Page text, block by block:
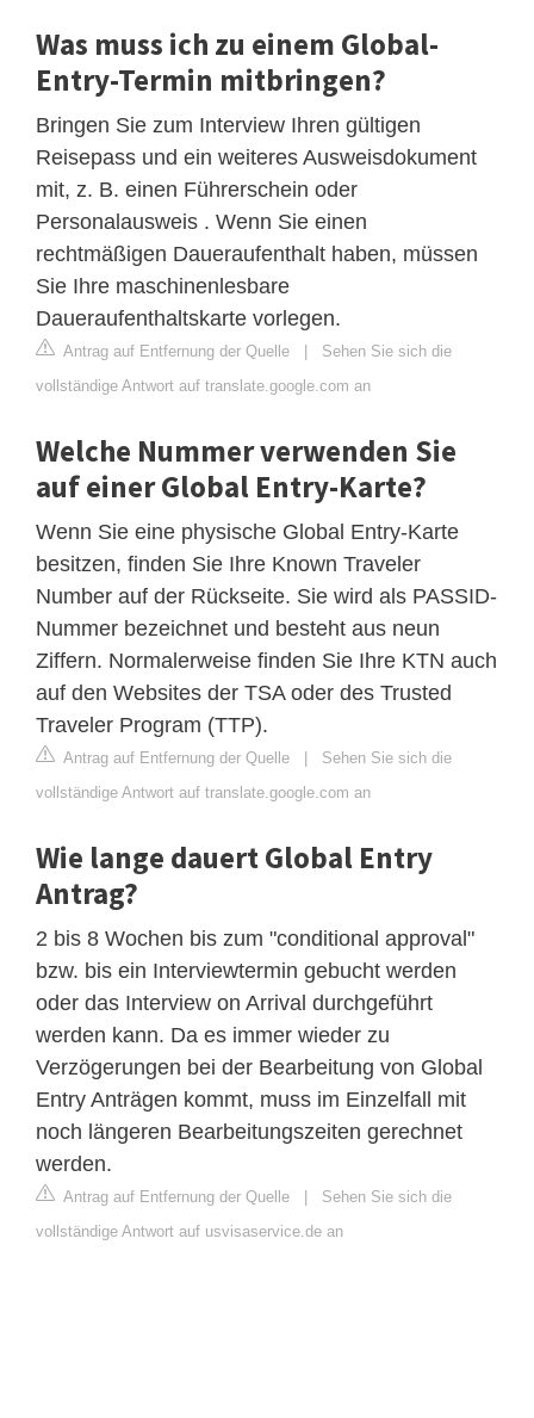
Was muss ich zu einem Global-
Entry-Termin mitbringen?
Bringen Sie zum Interview Ihren gültigen
Reisepass und ein weiteres Ausweisdokument
mit, z. B. einen Führerschein oder
Personalausweis . Wenn Sie einen
rechtmäßigen Daueraufenthalt haben, müssen
Sie Ihre maschinenlesbare
Daueraufenthaltskarte vorlegen.
Antrag auf Entfernung der Quelle | Sehen Sie sich die
vollständige Antwort auf translate.google.com an
Welche Nummer verwenden Sie
auf einer Global Entry-Karte?
Wenn Sie eine physische Global Entry-Karte
besitzen, finden Sie Ihre Known Traveler
Number auf der Rückseite. Sie wird als PASSID-
Nummer bezeichnet und besteht aus neun
Ziffern. Normalerweise finden Sie Ihre KTN auch
auf den Websites der TSA oder des Trusted
Traveler Program (TTP).
Antrag auf Entfernung der Quelle | Sehen Sie sich die
vollständige Antwort auf translate.google.com an
Wie lange dauert Global Entry
Antrag?
2 bis 8 Wochen bis zum "conditional approval"
bzw. bis ein Interviewtermin gebucht werden
oder das Interview on Arrival durchgeführt
werden kann. Da es immer wieder zu
Verzögerungen bei der Bearbeitung von Global
Entry Anträgen kommt, muss im Einzelfall mit
noch längeren Bearbeitungszeiten gerechnet
werden.
Antrag auf Entfernung der Quelle | Sehen Sie sich die
vollständige Antwort auf usvisaservice.de an